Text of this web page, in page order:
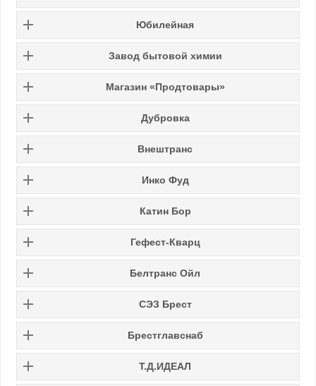
Юбилейная
Завод бытовой химии
Магазин «Продтовары»
Дубровка
Внештранс
Инко Фуд
Катин Бор
Гефест-Кварц
Белтранс Ойл
СЭЗ Брест
Брестглавснаб
Т.Д.ИДЕАЛ